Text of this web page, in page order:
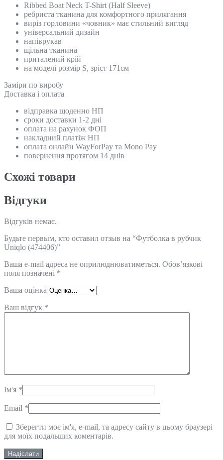
Ribbed Boat Neck T-Shirt (Half Sleeve)
ребриста тканина для комфортного прилягання
виріз горловини «човник» має стильний вигляд
універсальний дизайн
напіврукав
щільна тканина
приталений крій
на моделі розмір S, зріст 171см
Замiри по виробу
Доставка і оплата
відправка щоденно НП
сроки доставки 1-2 дні
оплата на рахунок ФОП
накладний платіж НП
оплата онлайн WayForPay та Mono Pay
повернення протягом 14 днів
Схожi товари
Відгуки
Відгуків немає.
Будьте первым, кто оставил отзыв на “Футболка в рубчик
Uniqlo (474406)”
Ваша e-mail адреса не оприлюднюватиметься. Обов’язкові
поля позначені *
Ваша оцінка
Ваш відгук *
Ім'я *
Email *
Зберегти моє ім'я, e-mail, та адресу сайту в цьому браузері
для моїх подальших коментарів.